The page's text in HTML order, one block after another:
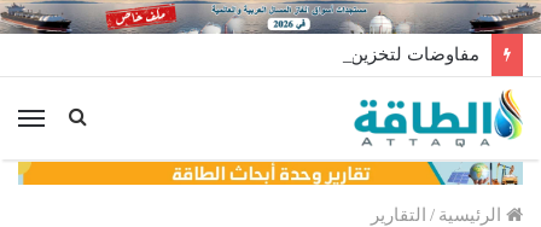
مفاوضات لتخزين النفط العراقي في الخارج
الرئيسية / التقارير